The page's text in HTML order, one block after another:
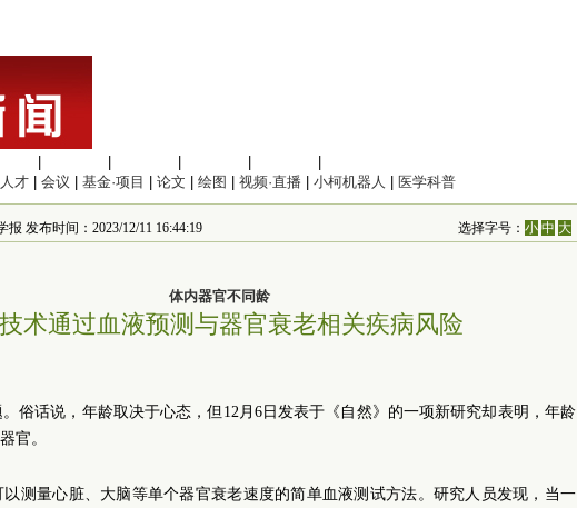
人才 会议 基金·项目 论文 绘图 视频·直播 小柯机器人 医学科普
发布时间：2023/12/11 16:44:19 选择字号：小 中 大
体内器官不同龄
术通过血液预测与器官衰老相关疾病风险
俗话说，年龄取决于心态，但12月6日发表于《自然》的一项新研究却表明，年龄
官。
测量心脏、大脑等单个器官衰老速度的简单血液测试方法。研究人员发现，当一